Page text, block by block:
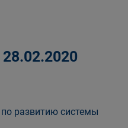
развитию системы